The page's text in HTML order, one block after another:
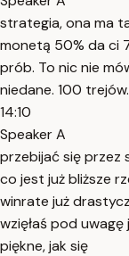
strategia, ona ma
monetą 50% da ci
prób. To nic nie
niedane. 100
14:10
Speaker A
przebijać się przez
co jest już bliższe
winrate już
wzięłaś pod
piękne, jak się